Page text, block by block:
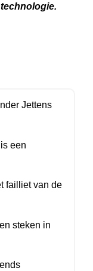
Jettens
een
failliet van de
steken in